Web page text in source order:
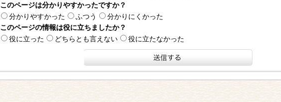
このページは分かりやすかったですか？
分かりやすかった
ふつう
分かりにくかった
このページの情報は役に立ちましたか？
役に立った
どちらとも言えない 役に立たなかった